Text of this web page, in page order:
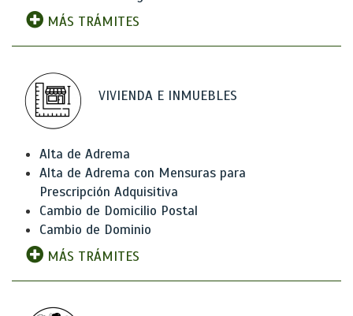
MÁS TRÁMITES
VIVIENDA E INMUEBLES
Alta de Adrema
Alta de Adrema con Mensuras para
Prescripción Adquisitiva
Cambio de Domicilio Postal
Cambio de Dominio
MÁS TRÁMITES